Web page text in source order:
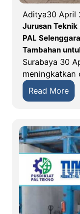
h
K
e
b
e
r
s
a
m
a
n
,
L
i
b
Aditya30 April
Jurusan
PAL
Tambahan
Surabaya 30
meningkatkan
Read More:
J
r
u
s
a
n
T